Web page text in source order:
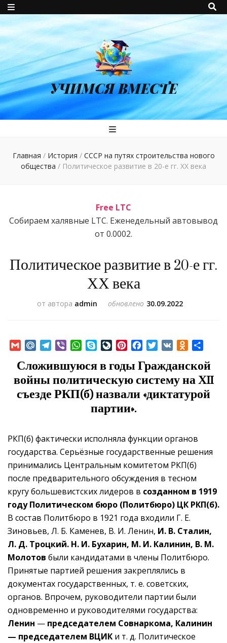
УЧИМСЯ ВМЕСТЕ
Главная / История / СССР на путях строительства нового
общества / Политическое развитие в 20-е гг. ХХ века
Free LTC
Собираем халявные LTC. Еженедельный автовывод
от 0.0002.
Политическое развитие в 20-е гг.
ХХ века
от автора admin обновлено 30.09.2022
GmailMail.RuTelegram
Viber WhatsApp
SkypeLiveJournal
PinterestFacebookTwitter
VK
Сложившуюся в годы Гражданской
войны политическую систему на ХII
съезде РКП(б) назвали «диктатурой
партии».
РКП(б) фактически исполняла функции органов
государства. Серьёзные государственные решения
принимались Центральным комитетом РКП(б)
после предварительного обсуждения в тесном
кругу большевистских лидеров в созданном в 1919
году Политическом бюро (Политбюро) ЦК РКП(б).
В состав Политбюро в 1921 года входили Г. Е.
Зиновьев, Л. Б. Каменев, В. И. Ленин, И. В. Сталин,
Л. Д. Троцкий. Н. И. Бухарин, М. И. Калинин, В. М.
Молотов были кандидатами в члены Политбюро.
Принятые партией решения закреплялись в
документах государственных, т. е. советских,
органов. Впрочем, руководители партии были
одновременно и руководителями государства:
Ленин — председателем Совнаркома, Калинин
— председателем ВЦИК и т. д. Политическое